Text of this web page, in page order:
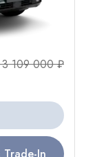
3 109 000 ₽